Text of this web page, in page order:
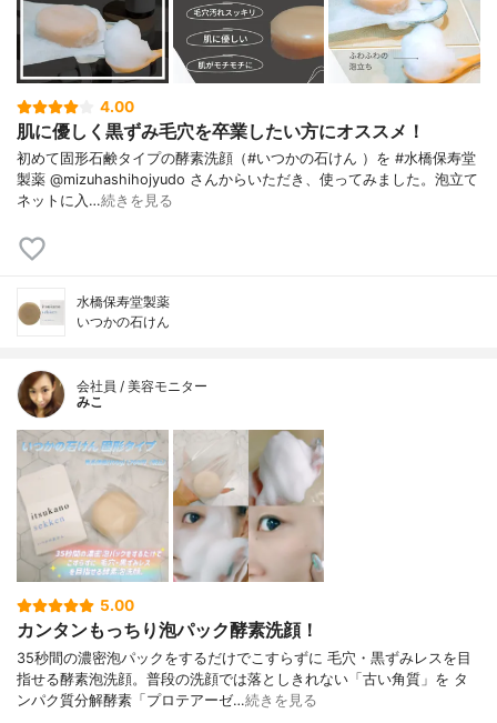
4.00
肌に優しく黒ずみ毛穴を卒業したい方にオススメ！
初めて固形石鹸タイプの酵素洗顔（#いつかの石けん ）を #水橋保寿堂
製薬 @mizuhashihojyudo さんからいただき、使ってみました。泡立て
ネットに入…続きを見る
水橋保寿堂製薬
いつかの石けん
会社員 / 美容モニター
みこ
5.00
カンタンもっちり泡パック酵素洗顔！
35秒間の濃密泡パックをするだけでこすらずに 毛穴・黒ずみレスを目
指せる酵素泡洗顔。普段の洗顔では落としきれない「古い角質」を タ
ンパク質分解酵素「プロテアーゼ…続きを見る